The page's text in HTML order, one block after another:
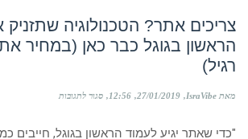
צריכים אתר? הטכנולוגיה
רגיל)
מאת IsraVibe 27/01/2019
12:56 סגור לתגובות
הטכנולוגיה
"כדי שאתר יגיע לעמוד הראשון בגוגל, חייבים